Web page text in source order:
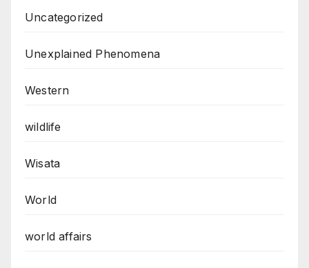
Uncategorized
Unexplained Phenomena
Western
wildlife
Wisata
World
world affairs